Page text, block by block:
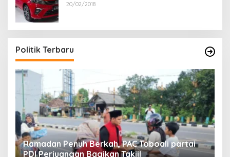
20/02/2018
Politik Terbaru
Ramadan Penuh Berkah, PAC Toboali partai
PDI Perjuangan Bagikan Takjil